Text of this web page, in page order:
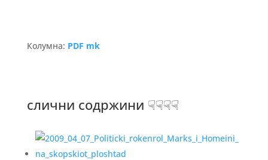
Колумна: PDF mk
слични содржини ☟☟☟☟